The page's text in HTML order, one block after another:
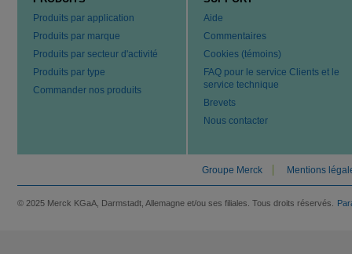
Produits par application
Produits par marque
Produits par secteur d'activité
Produits par type
Commander nos produits
Aide
Commentaires
Cookies (témoins)
FAQ pour le service Clients et le
service technique
Brevets
Nous contacter
Groupe Merck Mentions
© 2025 Merck KGaA, Darmstadt, Allemagne et/ou ses filiales. Tous droits réservés.